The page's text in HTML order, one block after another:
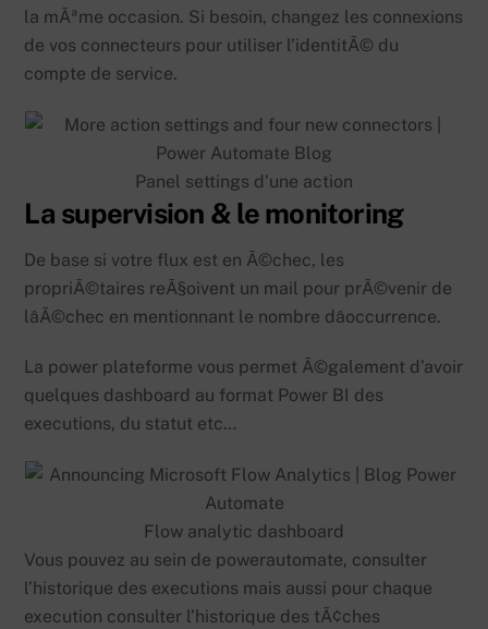
la mÃªme occasion. Si besoin, changez les connexions
de vos connecteurs pour utiliser l’identitÃ© du
compte de service.
Panel settings d’une action
La supervision & le monitoring
De base si votre flux est en Ã©chec, les
propriÃ©taires reÃ§oivent un mail pour prÃ©venir de
lâÃ©chec en mentionnant le nombre dâoccurrence.
La power plateforme vous permet Ã©galement d’avoir
quelques dashboard au format Power BI des
executions, du statut etc…
Flow analytic dashboard
Vous pouvez au sein de powerautomate, consulter
l’historique des executions mais aussi pour chaque
execution consulter l’historique des tÃ¢ches